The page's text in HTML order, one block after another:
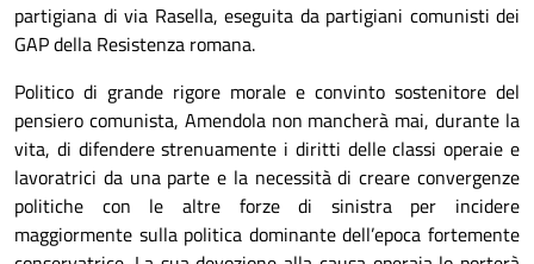
partigiana di via Rasella, eseguita da partigiani comunisti dei
GAP della Resistenza romana.
Politico di grande rigore morale e convinto sostenitore del
pensiero comunista, Amendola non mancherà mai, durante la
vita, di difendere strenuamente i diritti delle classi operaie e
lavoratrici da una parte e la necessità di creare convergenze
politiche con le altre forze di sinistra per incidere
maggiormente sulla politica dominante dell’epoca fortemente